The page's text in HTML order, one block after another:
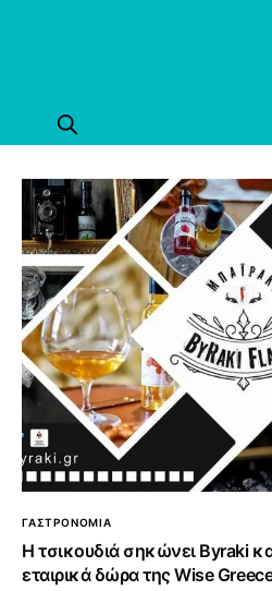
ΓΑΣΤΡΟΝΟΜΙΑ
Η τσικουδιά σηκώνει Byraki
εταιρικά δώρα της Wise